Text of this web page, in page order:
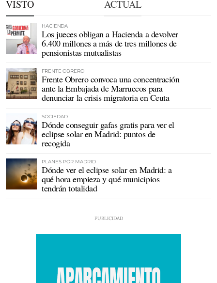
VISTO ACTUAL
HACIENDA
Los jueces obligan a Hacienda a devolver
6.400 millones a más de tres millones de
pensionistas mutualistas
FRENTE OBRERO
Frente Obrero convoca una concentración
ante la Embajada de Marruecos para
denunciar la crisis migratoria en Ceuta
SOCIEDAD
Dónde conseguir gafas gratis para ver el
eclipse solar en Madrid: puntos de
recogida
PLANES POR MADRID
Dónde ver el eclipse solar en Madrid: a
qué hora empieza y qué municipios
tendrán totalidad